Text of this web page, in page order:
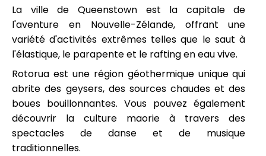
La ville de Queenstown est la capitale de
l'aventure en Nouvelle-Zélande, offrant une
variété d'activités extrêmes telles que le saut à
l'élastique, le parapente et le rafting en eau vive.
Rotorua est une région géothermique unique qui
abrite des geysers, des sources chaudes et des
boues bouillonnantes. Vous pouvez également
découvrir la culture maorie à travers des
spectacles de danse et de musique
traditionnelles.